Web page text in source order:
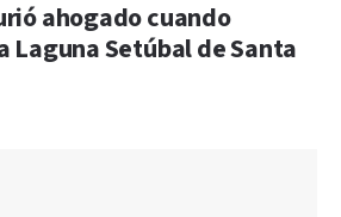
ahogado cuando
Laguna Setúbal de Santa